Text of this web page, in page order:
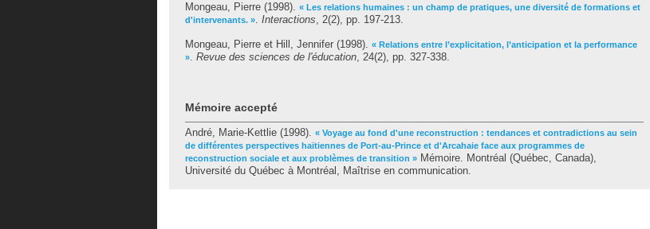
Mongeau, Pierre (1998). « Les relations humaines : un champ de pratiques, une diversité de formations et
d'intervenants. ». Interactions, 2(2), pp. 197-213.
Mongeau, Pierre et Hill, Jennifer (1998). « Relations entre l’explicitation, l’anticipation et la performance
». Revue des sciences de l'éducation, 24(2), pp. 327-338.
Mémoire accepté
André, Marie-Kettlie (1998). « Voyage au fond d'une reconstruction : tendances et contradictions au sein
de différentes perspectives haïtiennes de Port-au-Prince et d'Arcahaie face aux programmes de
reconstruction sociale et aux problèmes de transition » Mémoire. Montréal (Québec, Canada),
Université du Québec à Montréal, Maîtrise en communication.